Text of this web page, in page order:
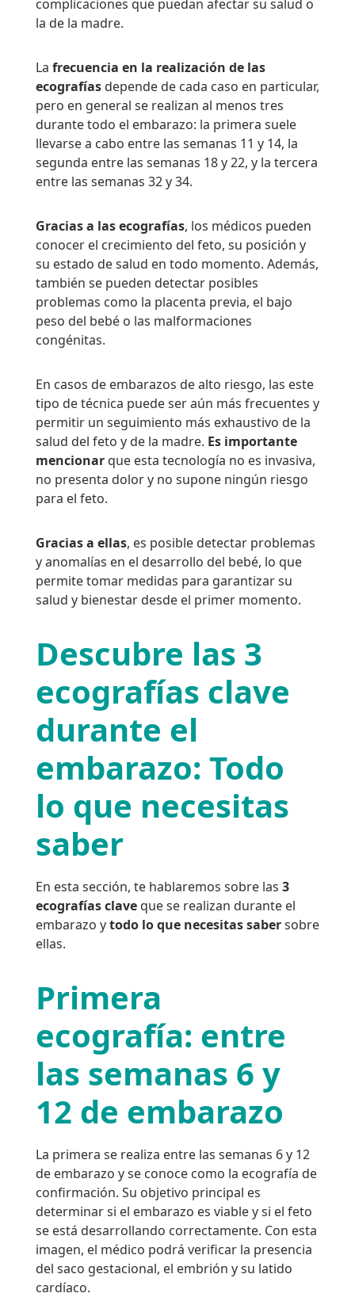
complicaciones que puedan afectar su salud o
la de la madre.
La frecuencia en la realización de las
ecografíasdepende de cada caso en particular,
pero en general se realizan al menos tres
durante todo el embarazo: la primera suele
llevarse a cabo entre las semanas 11 y 14, la
segunda entre las semanas 18 y 22, y la tercera
entre las semanas 32 y 34.
Gracias a las ecografías, los médicos pueden
conocer el crecimiento del feto, su posición y
su estado de salud en todo momento. Además,
también se pueden detectar posibles
problemas como la placenta previa, el bajo
peso del bebé o las malformaciones
congénitas.
En casos de embarazos de alto riesgo, las este
tipo de técnica puede ser aún más frecuentes y
permitir un seguimiento más exhaustivo de la
salud del feto y de la madre. Es importante
mencionarque esta tecnología no es invasiva,
no presenta dolor y no supone ningún riesgo
para el feto.
Gracias a ellas, es posible detectar problemas
y anomalías en el desarrollo del bebé, lo que
permite tomar medidas para garantizar su
salud y bienestar desde el primer momento.
Descubre las 3
ecografías clave
durante el
embarazo: Todo
lo que necesitas
saber
En esta sección, te hablaremos sobre las 3
ecografías claveque se realizan durante el
embarazo ytodo lo que necesitas sabersobre
ellas.
Primera
ecografía: entre
las semanas 6 y
12 de embarazo
La primera se realiza entre las semanas 6 y 12
de embarazo y se conoce como la ecografía de
confirmación. Su objetivo principal es
determinar si el embarazo es viable y si el feto
se está desarrollando correctamente. Con esta
imagen, el médico podrá verificar la presencia
del saco gestacional, el embrión y su latido
cardíaco.